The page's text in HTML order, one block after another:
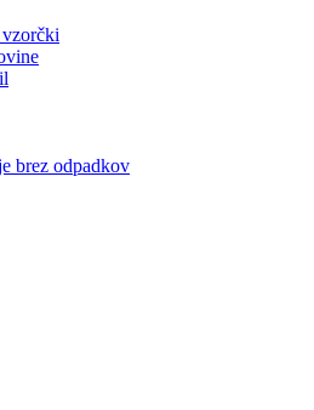
brez odpadkov